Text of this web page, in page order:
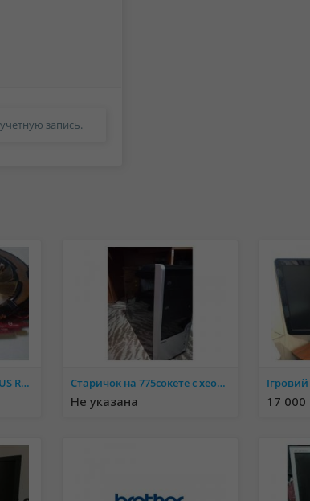
запись.
Продам видеокарту: ASUS Radeon HD3850, 1Gb, 256bit. Старичок на 775сокете c xeon e5450
Не указана 17 000